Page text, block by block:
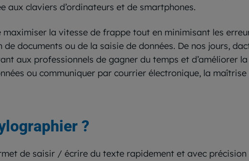
aux claviers d’ordinateurs et de smartphones.
la vitesse de frappe tout en minimisant les
documents ou de la saisie de données. De nos jours,
aux professionnels de gagner du temps et d’améliorer
ou communiquer par courrier électronique, la
?
de saisir / écrire du texte rapidement et avec précision